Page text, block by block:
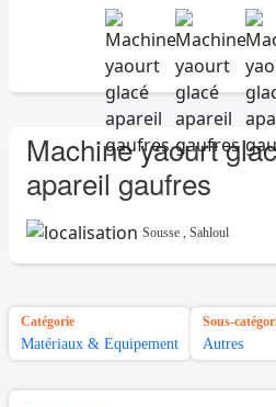
Machine yaourt
apareil gaufres
Sousse , Sahloul
Catégorie
Matériaux & Equipement
Sous-
Autres